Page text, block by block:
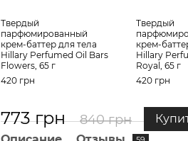
Твердый
парфюмированный
крем-баттер для тела
Hillary Perfumed Oil Bars
Flowers, 65 г
420 грн
Твердый
крем-
Hillary
Royal, 65 г
420 грн
773 грн 840 грн